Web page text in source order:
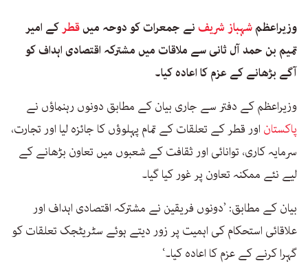
وزیراعظمشہباز شریفنے جمعرات کو دوحہ میںقطر کے امیر
تمیم بن حمد آل ثانی سے ملاقات میں مشترکہ اقتصادی اہداف کو
آگے بڑھانے کے عزم کا اعادہ کیا۔
وزیراعظم کے دفتر سے جاری بیان کے مطابق دونوں رہنماؤں نے
پاکستان اور قطر کے تعلقات کے تمام پہلوؤں کا جائزہ لیا اور تجارت،
سرمایہ کاری، توانائی اور ثقافت کے شعبوں میں تعاون بڑھانے کے
لیے نئے ممکنہ تعاون پر غور کیا گیا۔
بیان کے مطابق: ’دونوں فریقین نے مشترکہ اقتصادی اہداف اور
علاقائی استحکام کی اہمیت پر زور دیتے ہوئے سٹریٹجک تعلقات کو
گہرا کرنے کے عزم کا اعادہ کیا۔‘